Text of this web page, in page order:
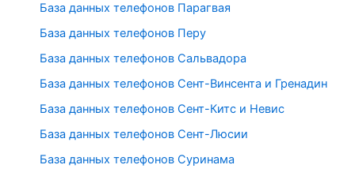
База данных телефонов Парагвая
База данных телефонов Перу
База данных телефонов Сальвадора
База данных телефонов Сент-Винсента и Гренадин
База данных телефонов Сент-Китс и Невис
База данных телефонов Сент-Люсии
База данных телефонов Суринама